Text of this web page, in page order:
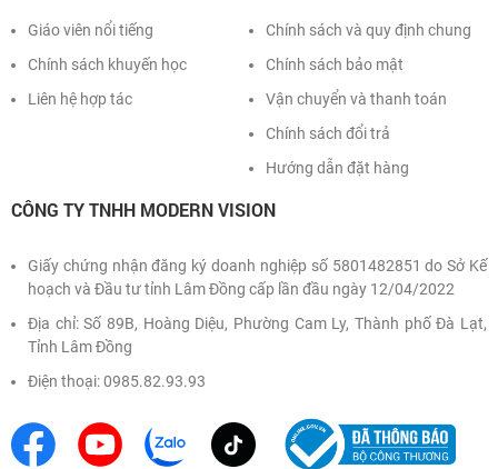
Thi Online
Tài liệu miễn phí
Tin tức
Liên hệ
Đăng nhập
Giáo viên nổi tiếng
Chính sách khuyến học
Liên hệ hợp tác
Chính sách và quy định chung
Chính sách bảo mật
Vận chuyển và thanh toán
Chính sách đổi trả
Hướng dẫn đặt hàng
CÔNG TY TNHH MODERN VISION
Giấy chứng nhận đăng ký doanh nghiệp số 5801482851 do Sở Kế
hoạch và Đầu tư tỉnh Lâm Đồng cấp lần đầu ngày 12/04/2022
Địa chỉ: Số 89B, Hoàng Diệu, Phường Cam Ly, Thành phố Đà Lạt,
Tỉnh Lâm Đồng
Điện thoại: 0985.82.93.93